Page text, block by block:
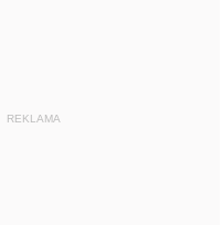
REKLAMA